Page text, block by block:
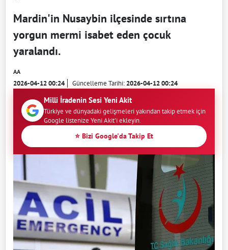
Mardin'in Nusaybin ilçesinde sırtına
yorgun mermi isabet eden çocuk
yaralandı.
AA
2026-04-12 00:24 Güncelleme Tarihi:2026-04-12 00:24
Milli İradenin Sesi Yeni Akit
Türkiye ve dünyadaki gelişmeleri yakından takip etmek için
Google listenize Yeni Akit'i ekleyin.
⭐ Bizi Google'da Takip Et